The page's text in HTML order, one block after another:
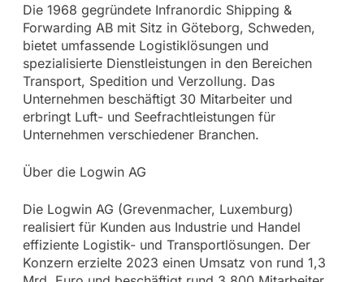
Die 1968 gegründete Infranordic Shipping &
Forwarding AB mit Sitz in Göteborg, Schweden,
bietet umfassende Logistiklösungen und
spezialisierte Dienstleistungen in den Bereichen
Transport, Spedition und Verzollung. Das
Unternehmen beschäftigt 30 Mitarbeiter und
erbringt Luft- und Seefrachtleistungen für
Unternehmen verschiedener Branchen.
Über die Logwin AG
Die Logwin AG (Grevenmacher, Luxemburg)
realisiert für Kunden aus Industrie und Handel
effiziente Logistik- und Transportlösungen. Der
Konzern erzielte 2023 einen Umsatz von rund 1,3